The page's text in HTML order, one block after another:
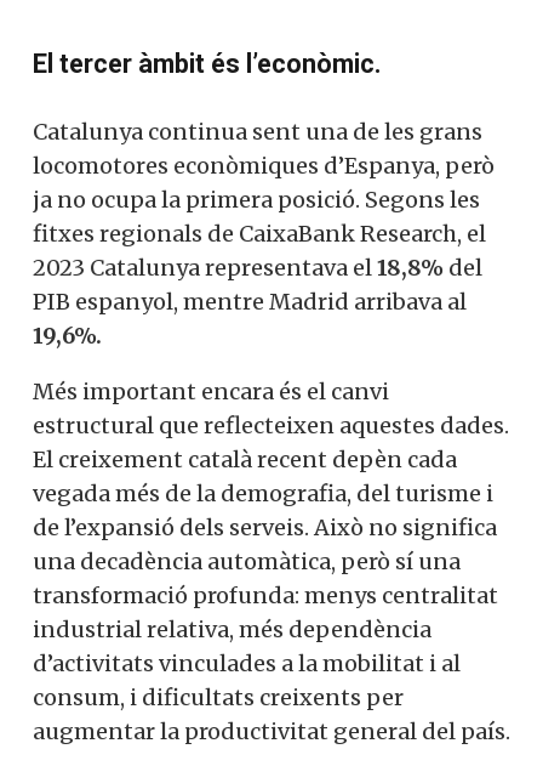
El tercer àmbit és l’econòmic.
Catalunya continua sent una de les grans
locomotores econòmiques d’Espanya, però
ja no ocupa la primera posició. Segons les
fitxes regionals de CaixaBank Research, el
2023 Catalunya representava el18,8% del
PIB espanyol, mentre Madrid arribava al
19,6%.
Més important encara és el canvi
estructural que reflecteixen aquestes dades.
El creixement català recent depèn cada
vegada més de la demografia, del turisme i
de l’expansió dels serveis. Això no significa
una decadència automàtica, però sí una
transformació profunda: menys centralitat
industrial relativa, més dependència
d’activitats vinculades a la mobilitat i al
consum, i dificultats creixents per
augmentar la productivitat general del país.